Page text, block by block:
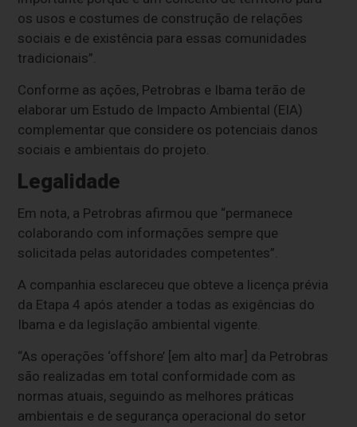
os usos e costumes de construção de relações
sociais e de existência para essas comunidades
tradicionais”.
Conforme as ações, Petrobras e Ibama terão de
elaborar um Estudo de Impacto Ambiental (EIA)
complementar que considere os potenciais danos
sociais e ambientais do projeto.
Legalidade
Em nota, a Petrobras afirmou que “permanece
colaborando com informações sempre que
solicitada pelas autoridades competentes”.
A companhia esclareceu que obteve a licença prévia
da Etapa 4 após atender a todas as exigências do
Ibama e da legislação ambiental vigente.
“As operações ‘offshore’ [em alto mar] da Petrobras
são realizadas em total conformidade com as
normas atuais, seguindo as melhores práticas
ambientais e de segurança operacional do setor